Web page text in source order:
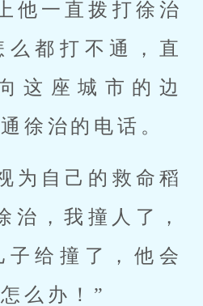
他一直拨打徐治
么都打不通，直
这座城市的边
徐治的电话。
为自己的救命稻
治，我撞人了，
子给撞了，他会
么办！”